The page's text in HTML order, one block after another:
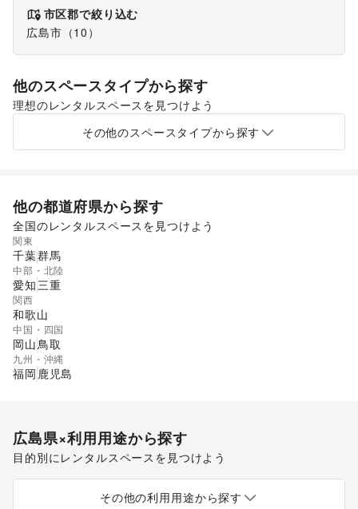
市区郡で絞り込む
広島市 （10 ）
他のスペースタイプから探す
理想のレンタルスペースを見つけよう
その他のスペースタイプから探す
他の都道府県から探す
全国のレンタルスペースを見つけよう
関東
千葉群馬
中部・北陸
愛知三重
関西
和歌山
中国・四国
岡山鳥取
九州・沖縄
福岡 鹿児島
広島県×利用用途から探す
目的別にレンタルスペースを見つけよう
食品販売 販促イベント
その他の利用用途から探す